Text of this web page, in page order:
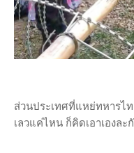
ส่วนประเทศที่แหย่ทหารไ
เลวแค่ไหน ก็คิดเอาเองละ